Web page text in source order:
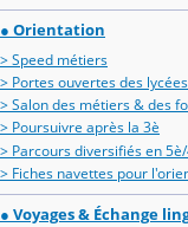
● Orientation
> Speed métiers
> Portes ouvertes des
> Salon des métiers & des
> Poursuivre après la 3è
> Parcours diversifiés en
> Fiches navettes pour
● Voyages & Échange